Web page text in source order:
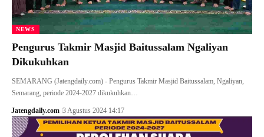
NEWS
Pengurus Takmir Masjid Baitussalam Ngaliyan
Dikukuhkan
SEMARANG (Jatengdaily.com) - Pengurus Takmir Masjid Baitussalam, Ngaliyan,
Semarang, periode 2024-2027 dikukuhkan…
Jatengdaily.com 3 Agustus 2024 14:17